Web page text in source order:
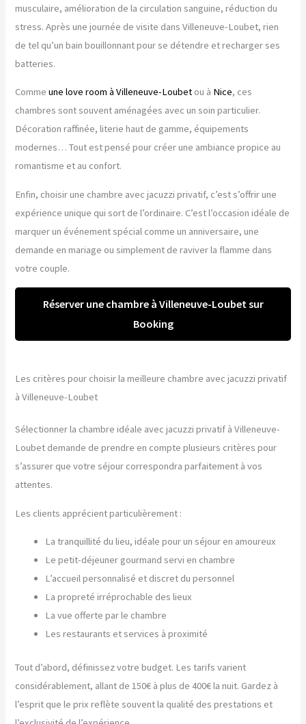
musculaire, amélioration de la circulation sanguine, réduction du
stress. Après une journée de visite dans Villeneuve-Loubet, rien
de tel qu’un bain bouillonnant pour se détendre et recharger ses
batteries.
Comme une love room à Villeneuve-Loubet ou à Nice, ces
chambres sont souvent aménagées avec un soin particulier.
Décoration raffinée, literie haut de gamme, équipements
modernes… Tout est pensé pour créer une ambiance propice au
romantisme et au confort.
Enfin, choisir une chambre avec jacuzzi privatif, c’est s’offrir une
expérience unique qui sort de l’ordinaire. C’est l’occasion idéale de
marquer un événement spécial comme un anniversaire, une
demande en mariage ou simplement de raviver la flamme dans
votre couple.
Réserver une chambre à Villeneuve-Loubet sur
Booking
Les critères pour choisir la meilleure chambre avec jacuzzi privatif
à Villeneuve-Loubet
Sélectionner la chambre idéale avec jacuzzi privatif à Villeneuve-
Loubet demande de prendre en compte plusieurs critères pour
s’assurer que votre séjour correspondra parfaitement à vos
attentes.
Les clients apprécient particulièrement :
La tranquillité du lieu, idéale pour un séjour en amoureux
Le petit-déjeuner gourmand servi en chambre
L’accueil personnalisé et discret du personnel
La propreté irréprochable des lieux
La vue offerte par le chambre
Les restaurants et services à proximité
Tout d’abord, définissez votre budget. Les tarifs varient
considérablement, allant de 150€ à plus de 400€ la nuit. Gardez à
l’esprit que le prix reflète souvent la qualité des prestations et